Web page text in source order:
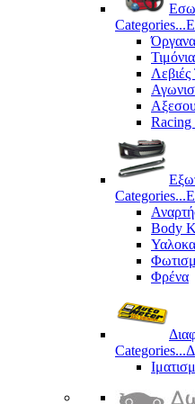
Categories...
Όργανα
Τιμόνια
Racing
Categories...
Body
Φρένα
Categories...